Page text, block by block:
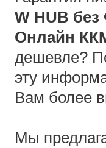
W HUB
Онлайн
дешевле?
эту
Вам более
Мы